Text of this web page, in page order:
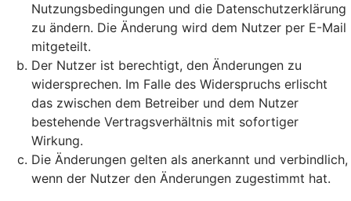
Nutzungsbedingungen und die Datenschutzerklärung
zu ändern. Die Änderung wird dem Nutzer per E-Mail
mitgeteilt.
Der Nutzer ist berechtigt, den Änderungen zu
widersprechen. Im Falle des Widerspruchs erlischt
das zwischen dem Betreiber und dem Nutzer
bestehende Vertragsverhältnis mit sofortiger
Wirkung.
Die Änderungen gelten als anerkannt und verbindlich,
wenn der Nutzer den Änderungen zugestimmt hat.